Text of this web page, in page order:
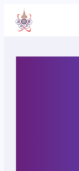
เนื้อหา